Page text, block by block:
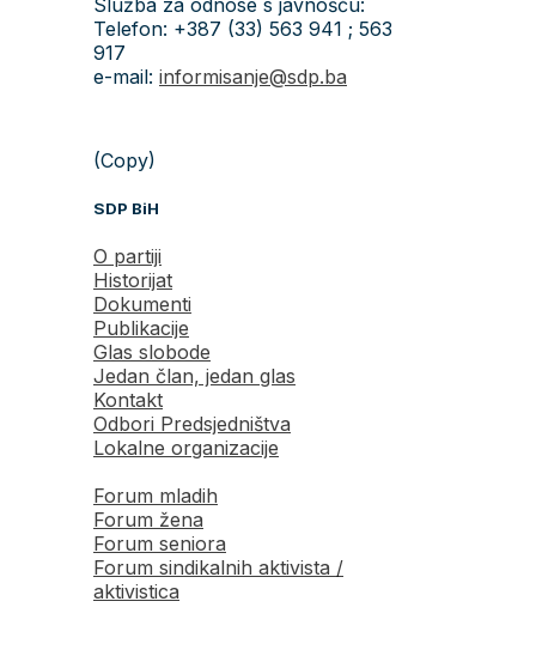
Telefon: +387 (33) 563 941 ; 563
917
e-mail: informisanje@sdp.ba
(Copy)
SDP BiH
O partiji
Historijat
Dokumenti
Publikacije
Glas slobode
Jedan član, jedan glas
Kontakt
Odbori Predsjedništva
Lokalne organizacije
Forum mladih
Forum žena
Forum seniora
Forum sindikalnih aktivista /
aktivistica